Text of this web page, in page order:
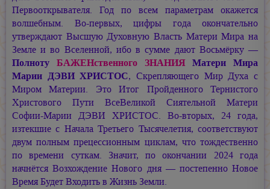
Первооткрывателя. Год по всем параметрам окажется
волшебным. Во-первых, цифры года окончательно
утверждают Высшую Духовную Власть Матери Мира на
Земле и во Вселенной, ибо в сумме дают Восьмёрку —
Полноту БАЖЕНственного ЗНАНИЯМатери Мира
Марии ДЭВИ ХРИСТОС, Скрепляющего Мир Духа с
Миром Материи. Это Итог Пройденного Тернистого
Христового Пути ВсеВеликой Сиятельной Матери
Софии-Марии ДЭВИ ХРИСТОС. Во-вторых, 24 года,
изтекшие с Начала Третьего Тысячелетия, соответствуют
двум полным прецессионным циклам, что тождественно
по времени суткам. Значит, по окончании 2024 года
начнётся Возхождение Нового дня — постепенно Новое
Время Будет Входить в Жизнь Земли.